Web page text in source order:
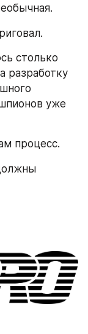
столько
разработку
уже
процесс.